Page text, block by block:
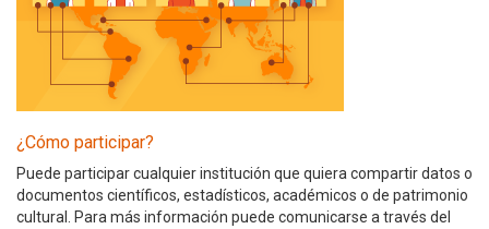
¿Cómo participar?
Puede participar cualquier institución que quiera compartir datos o
documentos científicos, estadísticos, académicos o de patrimonio
cultural. Para más información puede comunicarse a través del